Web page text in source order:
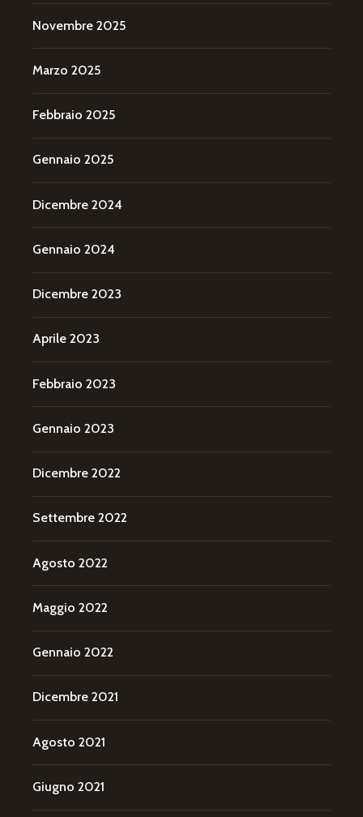
Novembre 2025
Marzo 2025
Febbraio 2025
Gennaio 2025
Dicembre 2024
Gennaio 2024
Dicembre 2023
Aprile 2023
Febbraio 2023
Gennaio 2023
Dicembre 2022
Settembre 2022
Agosto 2022
Maggio 2022
Gennaio 2022
Dicembre 2021
Agosto 2021
Giugno 2021